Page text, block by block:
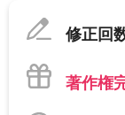
修正回
著作権